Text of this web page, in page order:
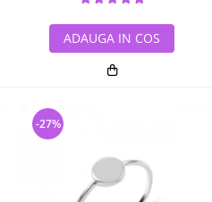
ADAUGA IN COS
-27%